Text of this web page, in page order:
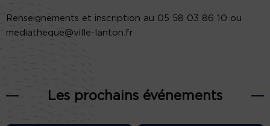
Renseignements et inscription au 05 58 03 86 10 ou
mediatheque@ville-lanton.fr
Les prochains événements